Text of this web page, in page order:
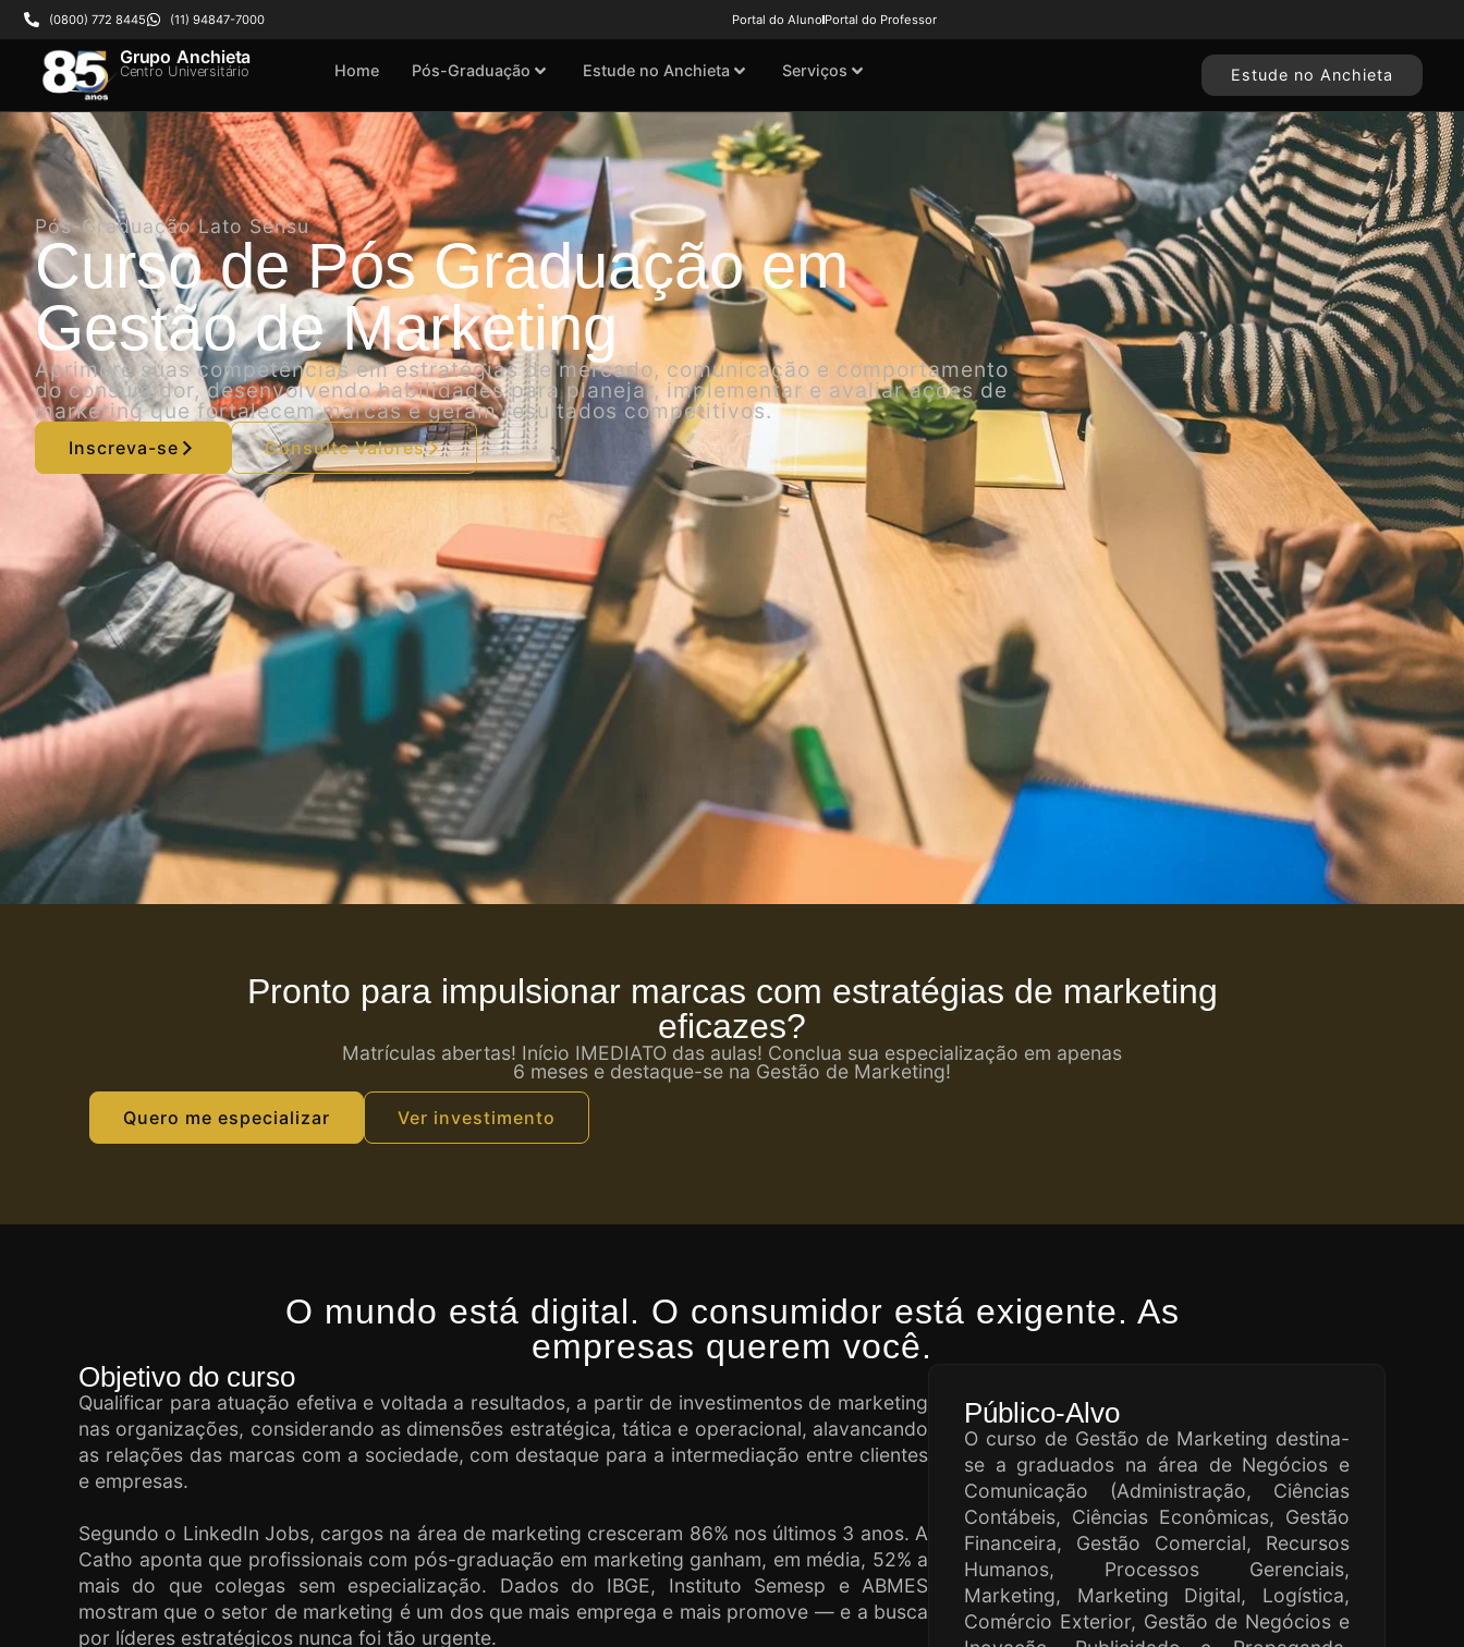
(0800) 772 8445 (11) 94847-7000 Portal do Aluno Portal do Professor
Grupo Anchieta
Centro Universitário Home Pós-Graduação Estude no Anchieta Serviços Estude no Anchieta
Pós-Graduação Lato Sensu
Curso de Pós Graduação em
Gestão de Marketing
Aprimore suas competências em estratégias de mercado, comunicação e comportamento
do consumidor, desenvolvendo habilidades para planejar, implementar e avaliar ações de
marketing que fortalecem marcas e geram resultados competitivos.
Inscreva-se Consulte Valores
Pronto para impulsionar marcas com estratégias de marketing
eficazes?
Matrículas abertas! Início IMEDIATO das aulas! Conclua sua especialização em apenas
6 meses e destaque-se na Gestão de Marketing!
Quero me especializar Ver investimento
O mundo está digital. O consumidor está exigente. As
empresas querem você.
Objetivo do curso
Qualificar para atuação efetiva e voltada a resultados, a partir de investimentos de marketing
nas organizações, considerando as dimensões estratégica, tática e operacional, alavancando
as relações das marcas com a sociedade, com destaque para a intermediação entre clientes
e empresas.
Segundo o LinkedIn Jobs, cargos na área de marketing cresceram 86% nos últimos 3 anos. A
Catho aponta que profissionais com pós-graduação em marketing ganham, em média, 52% a
mais do que colegas sem especialização. Dados do IBGE, Instituto Semesp e ABMES
mostram que o setor de marketing é um dos que mais emprega e mais promove — e a busca
por líderes estratégicos nunca foi tão urgente.
Público-Alvo
O curso de Gestão de Marketing destina-
se a graduados na área de Negócios e
Comunicação (Administração, Ciências
Contábeis, Ciências Econômicas, Gestão
Financeira, Gestão Comercial, Recursos
Humanos, Processos Gerenciais,
Marketing, Marketing Digital, Logística,
Comércio Exterior, Gestão de Negócios e